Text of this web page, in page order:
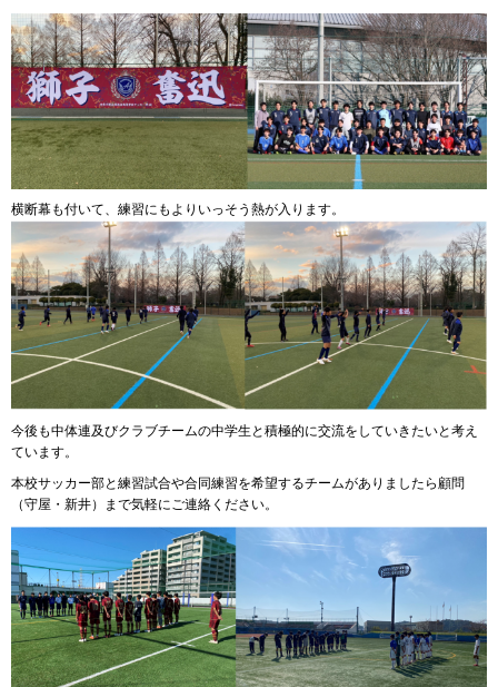
横断幕も付いて、練習にもよりいっそう熱が入ります。
今後も中体連及びクラブチームの中学生と積極的に交流をしていきたいと考え
ています。
本校サッカー部と練習試合や合同練習を希望するチームがありましたら顧問
（守屋・新井）まで気軽にご連絡ください。